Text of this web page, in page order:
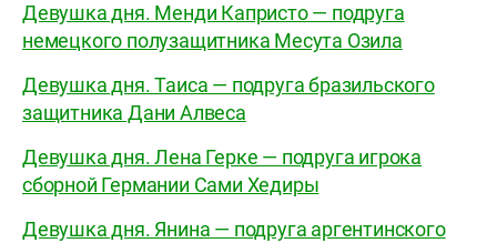
Девушка дня. Менди Капристо — подруга
немецкого полузащитника Месута Озила
Девушка дня. Таиса — подруга бразильского
защитника Дани Алвеса
Девушка дня. Лена Герке — подруга игрока
сборной Германии Сами Хедиры
Девушка дня. Янина — подруга аргентинского